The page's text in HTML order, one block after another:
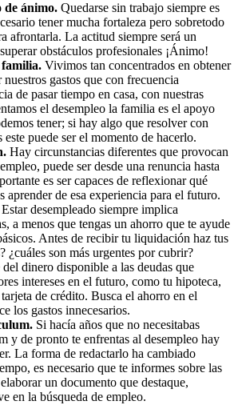
de ánimo. Quedarse sin trabajo siempre es
tener mucha fortaleza pero sobretodo
afrontarla. La actitud siempre será un
obstáculos profesionales ¡Ánimo!
familia. Vivimos tan concentrados en obtener
gastos que con frecuencia
de pasar tiempo en casa, con nuestras
el desempleo la familia es el apoyo
tener; si hay algo que resolver con
este puede ser el momento de hacerlo.
Hay circunstancias diferentes que provocan
puede ser desde una renuncia hasta
es ser capaces de reflexionar qué
aprender de esa experiencia para el futuro.
Estar desempleado siempre implica
a menos que tengas un ahorro que te ayude
Antes de recibir tu liquidación haz tus
¿cuáles son más urgentes por cubrir?
dinero disponible a las deudas que
intereses en el futuro, como tu hipoteca,
de crédito. Busca el ahorro en el
los gastos innecesarios.
Si hacía años que no necesitabas
y de pronto te enfrentas al desempleo hay
La forma de redactarlo ha cambiado
es necesario que te informes sobre las
un documento que destaque,
en la búsqueda de empleo.